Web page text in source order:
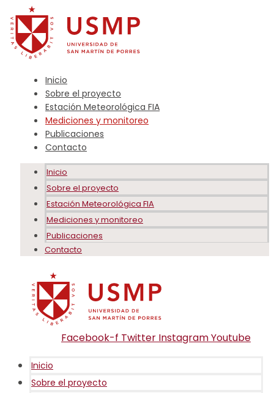
Inicio
Sobre el proyecto
Estación Meteorológica FIA
Mediciones y monitoreo
Publicaciones
Contacto
Inicio
Sobre el proyecto
Estación Meteorológica FIA
Mediciones y monitoreo
Publicaciones
Contacto
Facebook-f Twitter InstagramYoutube
Inicio
Sobre el proyecto